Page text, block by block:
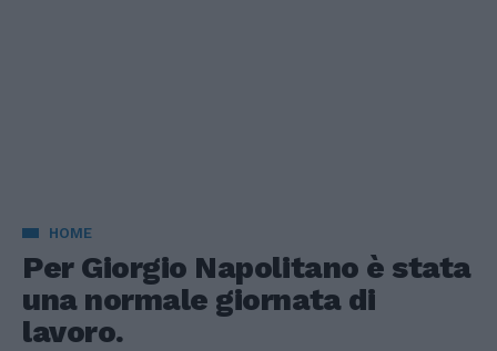
HOME
Per Giorgio Napolitano è stata
una normale giornata di
lavoro.